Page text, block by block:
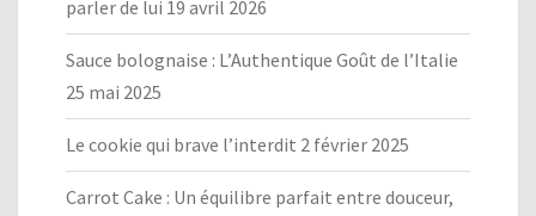
parler de lui 19 avril 2026
Sauce bolognaise : L’Authentique Goût de l’Italie
25 mai 2025
Le cookie qui brave l’interdit 2 février 2025
Carrot Cake : Un équilibre parfait entre douceur,